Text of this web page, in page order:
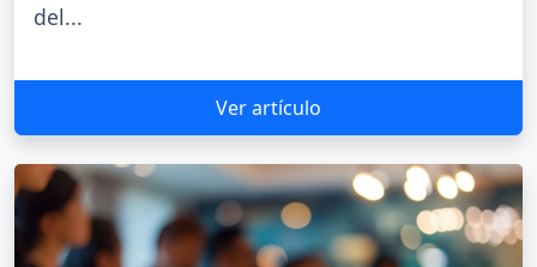
del...
Ver artículo